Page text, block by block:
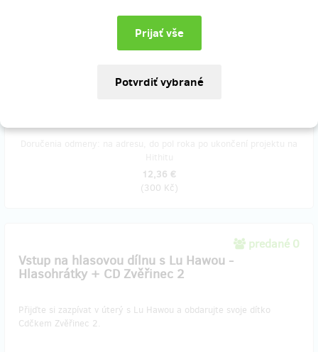
12,36 €
(300 Kč)
predané 0
Vstup na hlasovou dílnu s Lu Hawou -
Hlasohrátky + CD Zvěřinec 2
Přijďte si zazpívat v úterý s Lu Hawou a obdarujte svoje dítko
Cdčkem Zvěřinec 2.